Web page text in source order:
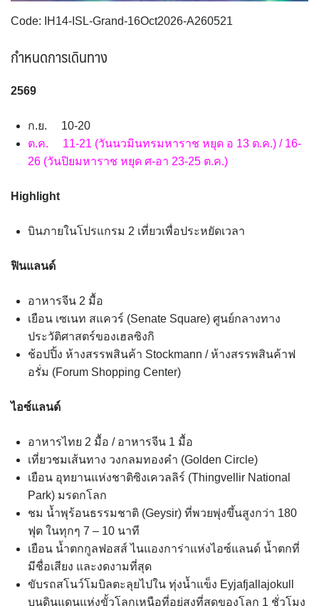
เบลเยี่ยม เนเธอร์แลนด์ ลักเซม
ร์ก (BENELUX) 1
บัลแกเรีย โรมาเนีย
Code: IH14-ISL-Grand-16Oct2026-A260521
กำหนดการเดินทาง
2569
ก.ย. 10-20
ต.ค. 11-21 (วันนวมินทรมหาราช หยุด อ 13 ต.ค.) / 16-
26 (วันปิยมหาราช หยุด ศ-อา 23-25 ต.ค.)
Highlight
บินภายในโปรแกรม 2 เที่ยวเพื่อประหยัดเวลา
ฟินแลนด์
อาหารจีน 2 มื้อ
เยือน เซเนท สแควร์ (Senate Square) ศูนย์กลางทาง
ประวัติศาสตร์ของเฮลซิงกิ
ช้อปปิ้ง ห้างสรรพสินค้า Stockmann / ห้างสรรพสินค้าฟ
อรั่ม (Forum Shopping Center)
ไอซ์แลนด์
อาหารไทย 2 มื้อ / อาหารจีน 1 มื้อ
เที่ยวชมเส้นทาง วงกลมทองคำ (Golden Circle)
เยือน อุทยานแห่งชาติซิงเควลลิร์ (Thingvellir National
Park) มรดกโลก
ชม น้ำพุร้อนธรรมชาติ (Geysir) ที่พวยพุ่งขึ้นสูงกว่า 180
ฟุต ในทุกๆ 7 – 10 นาที
เยือน น้ำตกกูลฟอสส์ ไนแองการ่าแห่งไอซ์แลนด์ น้ำตกที่
มีชื่อเสียง และงดงามที่สุด
ขับรถสโนว์โมบิลตะลุยไปใน ทุ่งน้ำแข็ง Eyjafjallajokull
บนดินแดนแห่งขั้วโลกเหนือที่อยู่สูงที่สุดของโลก 1 ชั่วโมง